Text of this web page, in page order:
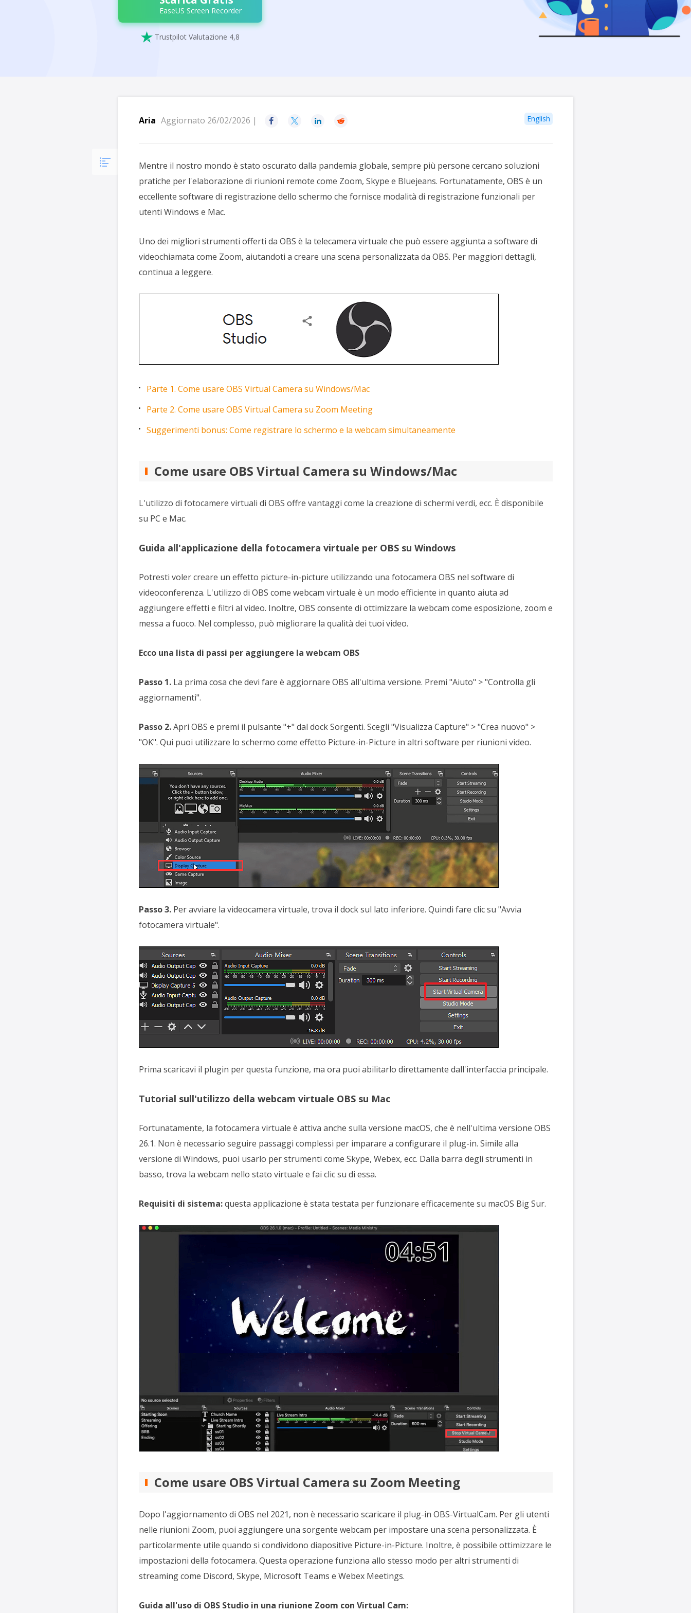
EaseUS Screen Recorder
 Trustpilot Valutazione 4,8
Aria Aggiornato 26/02/2026 |     English
Mentre il nostro mondo è stato oscurato dalla pandemia globale, sempre più persone cercano soluzioni
pratiche per l'elaborazione di riunioni remote come Zoom, Skype e Bluejeans. Fortunatamente, OBS è un
eccellente software di registrazione dello schermo che fornisce modalità di registrazione funzionali per
utenti Windows e Mac.
Uno dei migliori strumenti offerti da OBS è la telecamera virtuale che può essere aggiunta a software di
videochiamata come Zoom, aiutandoti a creare una scena personalizzata da OBS. Per maggiori dettagli,
continua a leggere.
Parte 1. Come usare OBS Virtual Camera su Windows/Mac
Parte 2. Come usare OBS Virtual Camera su Zoom Meeting
Suggerimenti bonus: Come registrare lo schermo e la webcam simultaneamente
Come usare OBS Virtual Camera su Windows/Mac
L'utilizzo di fotocamere virtuali di OBS offre vantaggi come la creazione di schermi verdi, ecc. È disponibile
su PC e Mac.
Guida all'applicazione della fotocamera virtuale per OBS su Windows
Potresti voler creare un effetto picture-in-picture utilizzando una fotocamera OBS nel software di
videoconferenza. L'utilizzo di OBS come webcam virtuale è un modo efficiente in quanto aiuta ad
aggiungere effetti e filtri al video. Inoltre, OBS consente di ottimizzare la webcam come esposizione, zoom e
messa a fuoco. Nel complesso, può migliorare la qualità dei tuoi video.
Ecco una lista di passi per aggiungere la webcam OBS
Passo 1.La prima cosa che devi fare è aggiornare OBS all'ultima versione. Premi "Aiuto" > "Controlla gli
aggiornamenti".
Passo 2.Apri OBS e premi il pulsante "+" dal dock Sorgenti. Scegli "Visualizza Capture" > "Crea nuovo" >
"OK". Qui puoi utilizzare lo schermo come effetto Picture-in-Picture in altri software per riunioni video.
Passo 3.Per avviare la videocamera virtuale, trova il dock sul lato inferiore. Quindi fare clic su "Avvia
fotocamera virtuale".
Prima scaricavi il plugin per questa funzione, ma ora puoi abilitarlo direttamente dall'interfaccia principale.
Tutorial sull'utilizzo della webcam virtuale OBS su Mac
Fortunatamente, la fotocamera virtuale è attiva anche sulla versione macOS, che è nell'ultima versione OBS
26.1. Non è necessario seguire passaggi complessi per imparare a configurare il plug-in. Simile alla
versione di Windows, puoi usarlo per strumenti come Skype, Webex, ecc. Dalla barra degli strumenti in
basso, trova la webcam nello stato virtuale e fai clic su di essa.
Requisiti di sistema:questa applicazione è stata testata per funzionare efficacemente su macOS Big Sur.
Come usare OBS Virtual Camera su Zoom Meeting
Dopo l'aggiornamento di OBS nel 2021, non è necessario scaricare il plug-in OBS-VirtualCam. Per gli utenti
nelle riunioni Zoom, puoi aggiungere una sorgente webcam per impostare una scena personalizzata. È
particolarmente utile quando si condividono diapositive Picture-in-Picture. Inoltre, è possibile ottimizzare le
impostazioni della fotocamera. Questa operazione funziona allo stesso modo per altri strumenti di
streaming come Discord, Skype, Microsoft Teams e Webex Meetings.
Guida all'uso di OBS Studio in una riunione Zoom con Virtual Cam: